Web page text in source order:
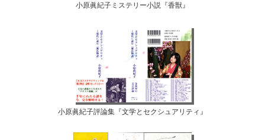
小原眞紀子ミステリー小説『香獣』
小原眞紀子評論集『文学とセクシュアリティ』